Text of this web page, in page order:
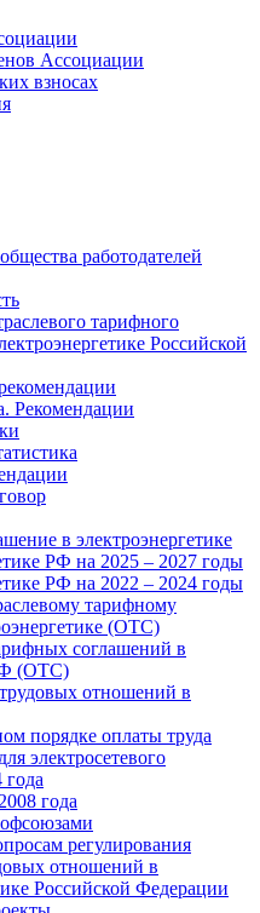
Ассоциации
взносах
работодателей
тарифного
Российской
Рекомендации
в электроэнергетике
РФ на 2025 – 2027 годы
РФ на 2022 – 2024 годы
тарифному
(ОТС)
соглашений в
(ОТС)
отношений в
порядке оплаты труда
электросетевого
года
года
регулирования
отношений в
Российской Федерации